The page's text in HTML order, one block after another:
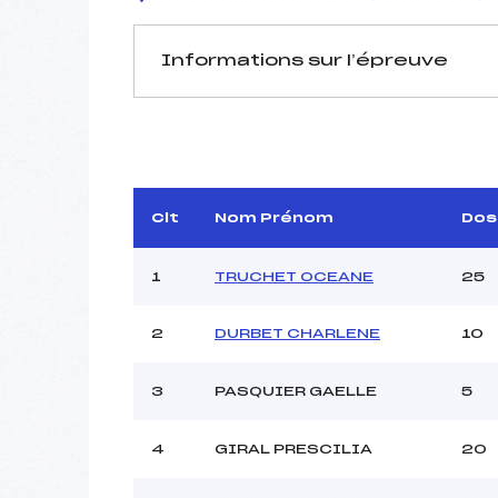
Informations sur l’épreuve
Arbitre :
Assistant :
MANCHE 1
Heure de départ :
Ouvreurs A :
Clt Nom Prénom Dos
1 TRUCHET OCEANE 25
2 DURBET CHARLENE 10
3 PASQUIER GAELLE 5
4 GIRAL PRESCILIA 20